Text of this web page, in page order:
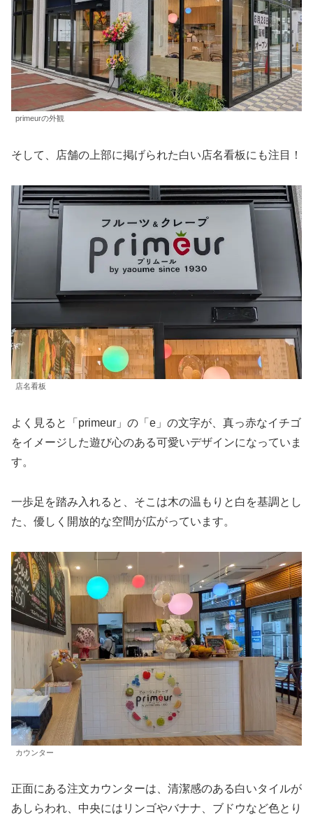
primeurの外観
そして、店舗の上部に掲げられた白い店名看板にも注目！
店名看板
よく見ると「primeur」の「e」の文字が、真っ赤なイチゴ
をイメージした遊び心のある可愛いデザインになっていま
す。
一歩足を踏み入れると、そこは木の温もりと白を基調とし
た、優しく開放的な空間が広がっています。
カウンター
正面にある注文カウンターは、清潔感のある白いタイルが
あしらわれ、中央にはリンゴやバナナ、ブドウなど色とり